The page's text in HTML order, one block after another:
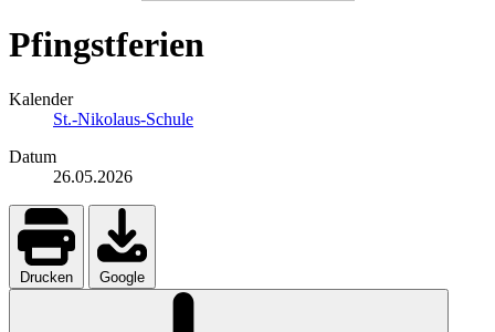
Pfingstferien
Kalender
St.-Nikolaus-Schule
Datum
26.05.2026
Drucken Google